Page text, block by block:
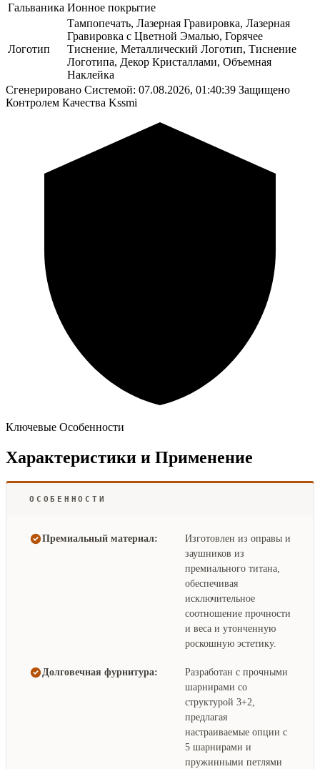
Гальваника Ионное покрытие
Логотип
Тампопечать, Лазерная Гравировка, Лазерная
Гравировка с Цветной Эмалью, Горячее
Тиснение, Металлический Логотип, Тиснение
Логотипа, Декор Кристаллами, Объемная
Наклейка
Сгенерировано Системой: 07.08.2026, 01:40:39 Защищено
Контролем Качества Kssmi
Ключевые Особенности
Характеристики и Применение
ОСОБЕННОСТИ
Премиальный материал:
Изготовлен из оправы и
заушников из
премиального титана,
обеспечивая
исключительное
соотношение прочности
и веса и утонченную
роскошную эстетику.
Долговечная фурнитура:
Разработан с прочными
шарнирами со
структурой 3+2,
предлагая
настраиваемые опции с
5 шарнирами и
пружинными петлями